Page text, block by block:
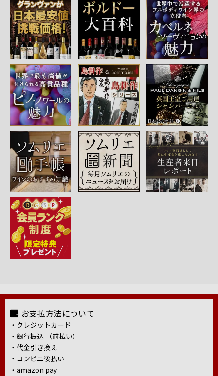
お支払方法について
・クレジットカード
・銀行振込 （前払い）
・代金引き換え
・コンビニ後払い
・amazon pay